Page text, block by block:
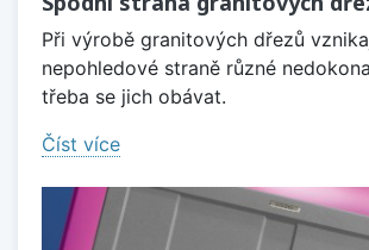
Při výrobě granitových dřezů
nepohledové straně různé
třeba se jich obávat.
Číst více